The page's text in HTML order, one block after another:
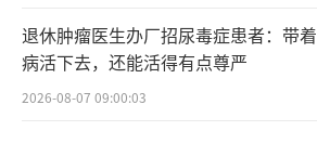
退休肿瘤医生办厂招尿毒症患者：带着
病活下去，还能活得有点尊严
2026-08-07 09:00:03